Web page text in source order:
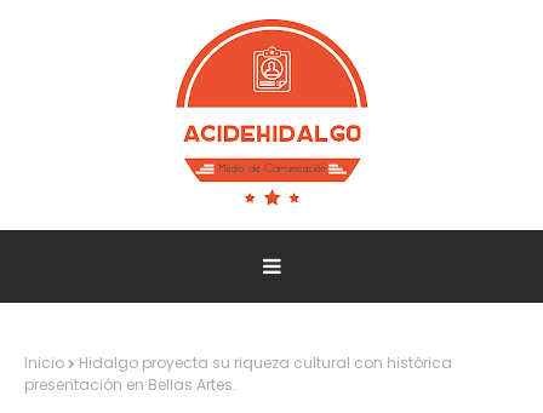
Inicio
Hidalgo proyecta su riqueza cultural con histórica
presentación en Bellas Artes.